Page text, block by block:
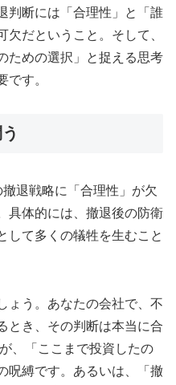
判断には「合理性」と「誰
欠だということ。そして、
ための選択」と捉える思考
です。
退戦略に「合理性」が欠
具体的には、撤退後の防衛
して多くの犠牲を生むこと
ょう。あなたの会社で、不
とき、その判断は本当に合
、「ここまで投資したの
呪縛です。あるいは、「撤